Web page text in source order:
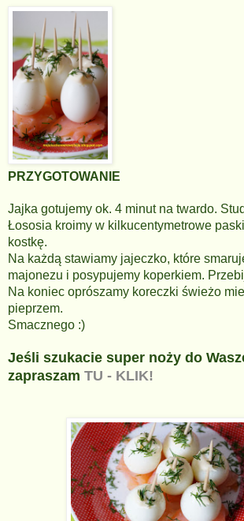
PRZYGOTOWANIE
Jajka gotujemy ok. 4 minut na twardo.
Łososia kroimy w kilkucentymetrowe
kostkę.
Na każdą stawiamy jajeczko, które
majonezu i posypujemy koperkiem.
Na koniec oprószamy koreczki świeżo
pieprzem.
Smacznego :)
Jeśli szukacie super noży do
zapraszam TU - KLIK!